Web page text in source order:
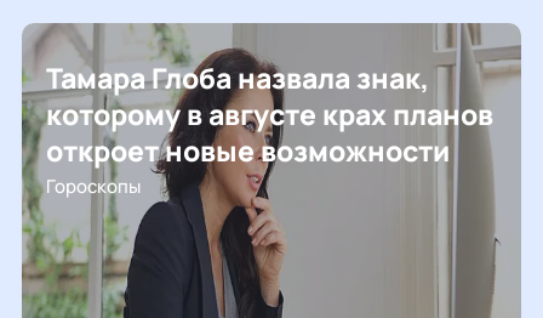
Тамара Глоба назвала знак,
которому в августе крах планов
откроет новые возможности
Гороскопы